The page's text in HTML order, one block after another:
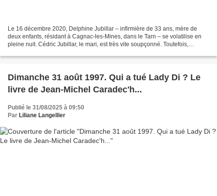
Le 16 décembre 2020, Delphine Jubillar – infirmière de 33 ans, mère de
deux enfants, résidant à Cagnac-les-Mines, dans le Tarn – se volatilise en
pleine nuit. Cédric Jubillar, le mari, est très vite soupçonné. Toutefois,
Dimanche 31 août 1997. Qui a tué Lady Di ? Le
livre de Jean-Michel Caradec'h...
Publié le 31/08/2025 à 09:50
Par Liliane Langellier